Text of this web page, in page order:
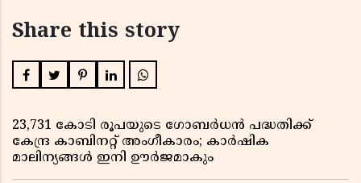
Share this story
23,731 കോടി രൂപയുടെ ഗോബർധൻ പദ്ധതിക്ക്
കേന്ദ്ര കാബിനറ്റ് അംഗീകാരം; കാർഷിക
മാലിന്യങ്ങൾ ഇനി ഊർജമാകും